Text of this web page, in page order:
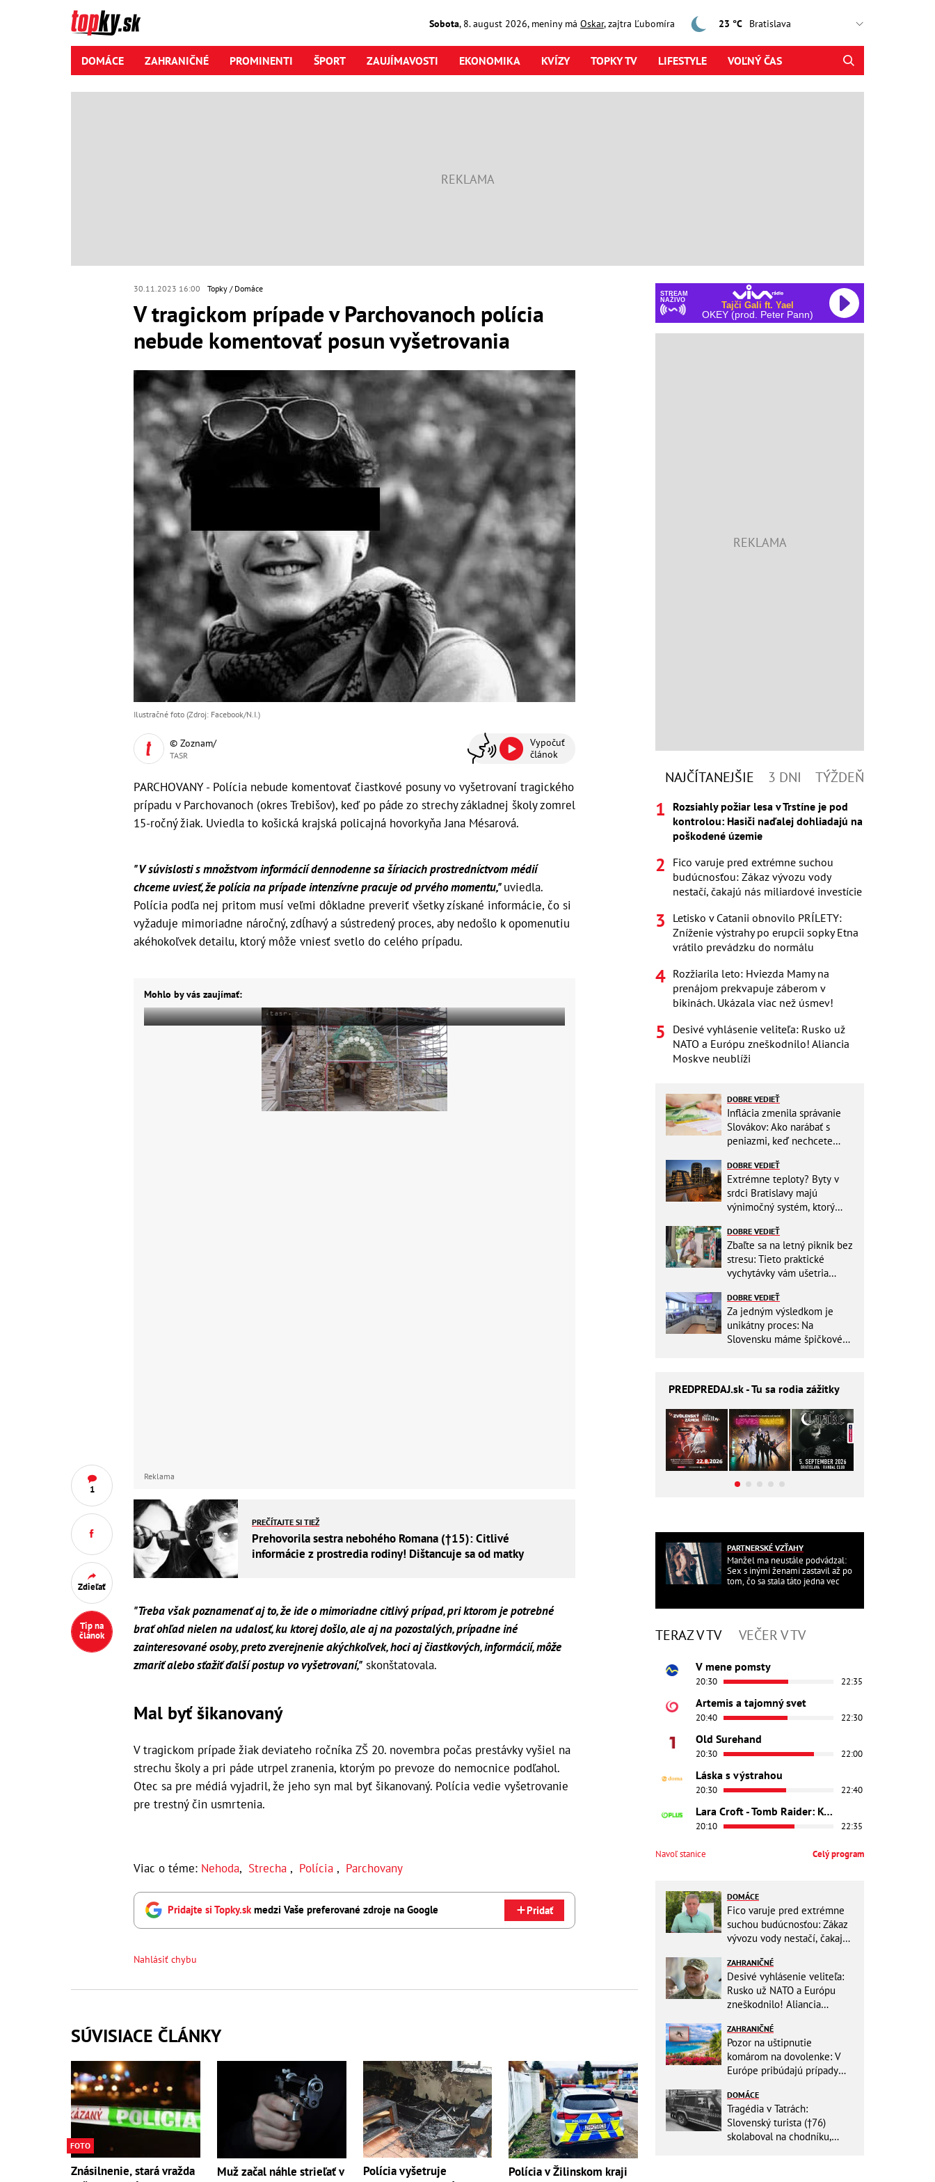
Sobota, 8. august2026, meniny má Oskar, zajtra Ľubomíra 23 °C
DOMÁCE ZAHRANIČNÉ PROMINENTI ŠPORT ZAUJÍMAVOSTI EKONOMIKA KVÍZY TOPKY TV LIFESTYLE VOĽNÝ ČAS
30.11.2023 16:00 Topky Domáce
V tragickom prípade v Parchovanoch polícia
nebude komentovať posun vyšetrovania
1
Zdieľať
Tip na
článok
Ilustračné foto (Zdroj: Facebook/N.I.)
© Zoznam/
TASR
Vypočuť
článok
PARCHOVANY - Polícia nebude komentovať čiastkové posuny vo vyšetrovaní tragického
prípadu v Parchovanoch (okres Trebišov), keď po páde zo strechy základnej školy zomrel
15-ročný žiak. Uviedla to košická krajská policajná hovorkyňa Jana Mésarová.
"V súvislosti s množstvom informácií dennodenne sa šíriacich prostredníctvom médií
chceme uviesť, že polícia na prípade intenzívne pracuje od prvého momentu,"uviedla.
Polícia podľa nej pritom musí veľmi dôkladne preveriť všetky získané informácie, čo si
vyžaduje mimoriadne náročný, zdĺhavý a sústredený proces, aby nedošlo k opomenutiu
akéhokoľvek detailu, ktorý môže vniesť svetlo do celého prípadu.
Mohlo by vás zaujímať:
Reklama
PREČÍTAJTE SI TIEŽ
Prehovorila sestra nebohého Romana (†15): Citlivé
informácie z prostredia rodiny! Dištancuje sa od matky
"Treba však poznamenať aj to, že ide o mimoriadne citlivý prípad, pri ktorom je potrebné
brať ohľad nielen na udalosť, ku ktorej došlo, ale aj na pozostalých, prípadne iné
zainteresované osoby, preto zverejnenie akýchkoľvek, hoci aj čiastkových, informácií, môže
zmariť alebo sťažiť ďalší postup vo vyšetrovaní," skonštatovala.
Mal byť šikanovaný
V tragickom prípade žiak deviateho ročníka ZŠ 20. novembra počas prestávky vyšiel na
strechu školy a pri páde utrpel zranenia, ktorým po prevoze do nemocnice podľahol.
Otec sa pre médiá vyjadril, že jeho syn mal byť šikanovaný. Polícia vedie vyšetrovanie
pre trestný čin usmrtenia.
Viac o téme: Nehoda, Strecha , Polícia , Parchovany
Pridajte si Topky.skmedzi Vaše preferované zdroje na Google Pridať
Nahlásiť chybu
SÚVISIACE ČLÁNKY
FOTO
Znásilnenie, stará vražda
Muž začal náhle strieľať v
Polícia vyšetruje
Polícia v Žilinskom kraji
STREAM
NAŽIVO
Tajči Gali ft. Yael
OKEY (prod. Peter Pann)
NAJČÍTANEJŠIE 3 DNI TÝŽDEŇ
Rozsiahly požiar lesa v Trstíne je pod
kontrolou: Hasiči naďalej dohliadajú na
poškodené územie
Fico varuje pred extrémne suchou
budúcnosťou: Zákaz vývozu vody
nestačí, čakajú nás miliardové investície
Letisko v Catanii obnovilo PRÍLETY:
Zníženie výstrahy po erupcii sopky Etna
vrátilo prevádzku do normálu
Rozžiarila leto: Hviezda Mamy na
prenájom prekvapuje záberom v
bikinách. Ukázala viac než úsmev!
Desivé vyhlásenie veliteľa: Rusko už
NATO a Európu zneškodnilo! Aliancia
Moskve neublíži
DOBRE VEDIEŤ
Inflácia zmenila správanie
Slovákov: Ako narábať s
peniazmi, keď nechcete
DOBRE VEDIEŤ
Extrémne teploty? Byty v
srdci Bratislavy majú
výnimočný systém, ktorý
DOBRE VEDIEŤ
Zbaľte sa na letný piknik bez
stresu: Tieto praktické
vychytávky vám ušetria
DOBRE VEDIEŤ
Za jedným výsledkom je
unikátny proces: Na
Slovensku máme špičkové
PREDPREDAJ.sk - Tu sa rodia zážitky
PARTNERSKÉ VZŤAHY
Manžel ma neustále podvádzal:
Sex s inými ženami zastavil až po
tom, čo sa stala táto jedna vec
TERAZ V TV VEČER V TV
V mene pomsty
20:30 22:35
Artemis a tajomný svet
20:40 22:30
Old Surehand
20:30 22:00
Láska s výstrahou
20:30 22:40
Lara Croft - Tomb Raider: Kolíska života
20:10 22:35
Navoľ stanice Celý program
DOMÁCE
Fico varuje pred extrémne
suchou budúcnosťou: Zákaz
vývozu vody nestačí, čakajú
ZAHRANIČNÉ
Desivé vyhlásenie veliteľa:
Rusko už NATO a Európu
zneškodnilo! Aliancia
ZAHRANIČNÉ
Pozor na uštipnutie
komárom na dovolenke: V
Európe pribúdajú prípady
DOMÁCE
Tragédia v Tatrách:
Slovenský turista (†76)
skolaboval na chodníku,